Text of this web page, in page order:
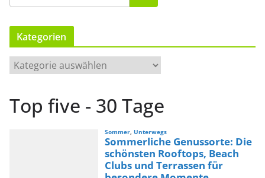
Kategorien
a
Top five - 30 Tage